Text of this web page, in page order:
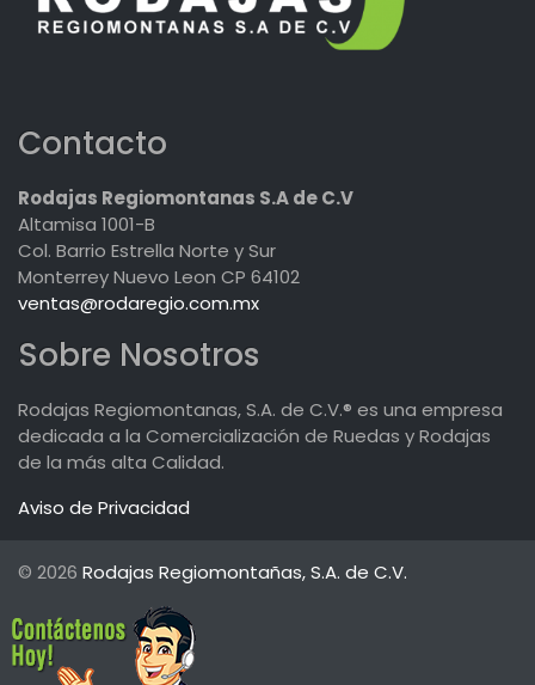
Contacto
Rodajas Regiomontanas S.A de C.V
Altamisa 1001-B
Col. Barrio Estrella Norte y Sur
Monterrey Nuevo Leon CP 64102
ventas@rodaregio.com.mx
Sobre Nosotros
Rodajas Regiomontanas, S.A. de C.V.® es una empresa
dedicada a la Comercialización de Ruedas y Rodajas
de la más alta Calidad.
Aviso de Privacidad
© 2026 Rodajas Regiomontañas, S.A. de C.V.